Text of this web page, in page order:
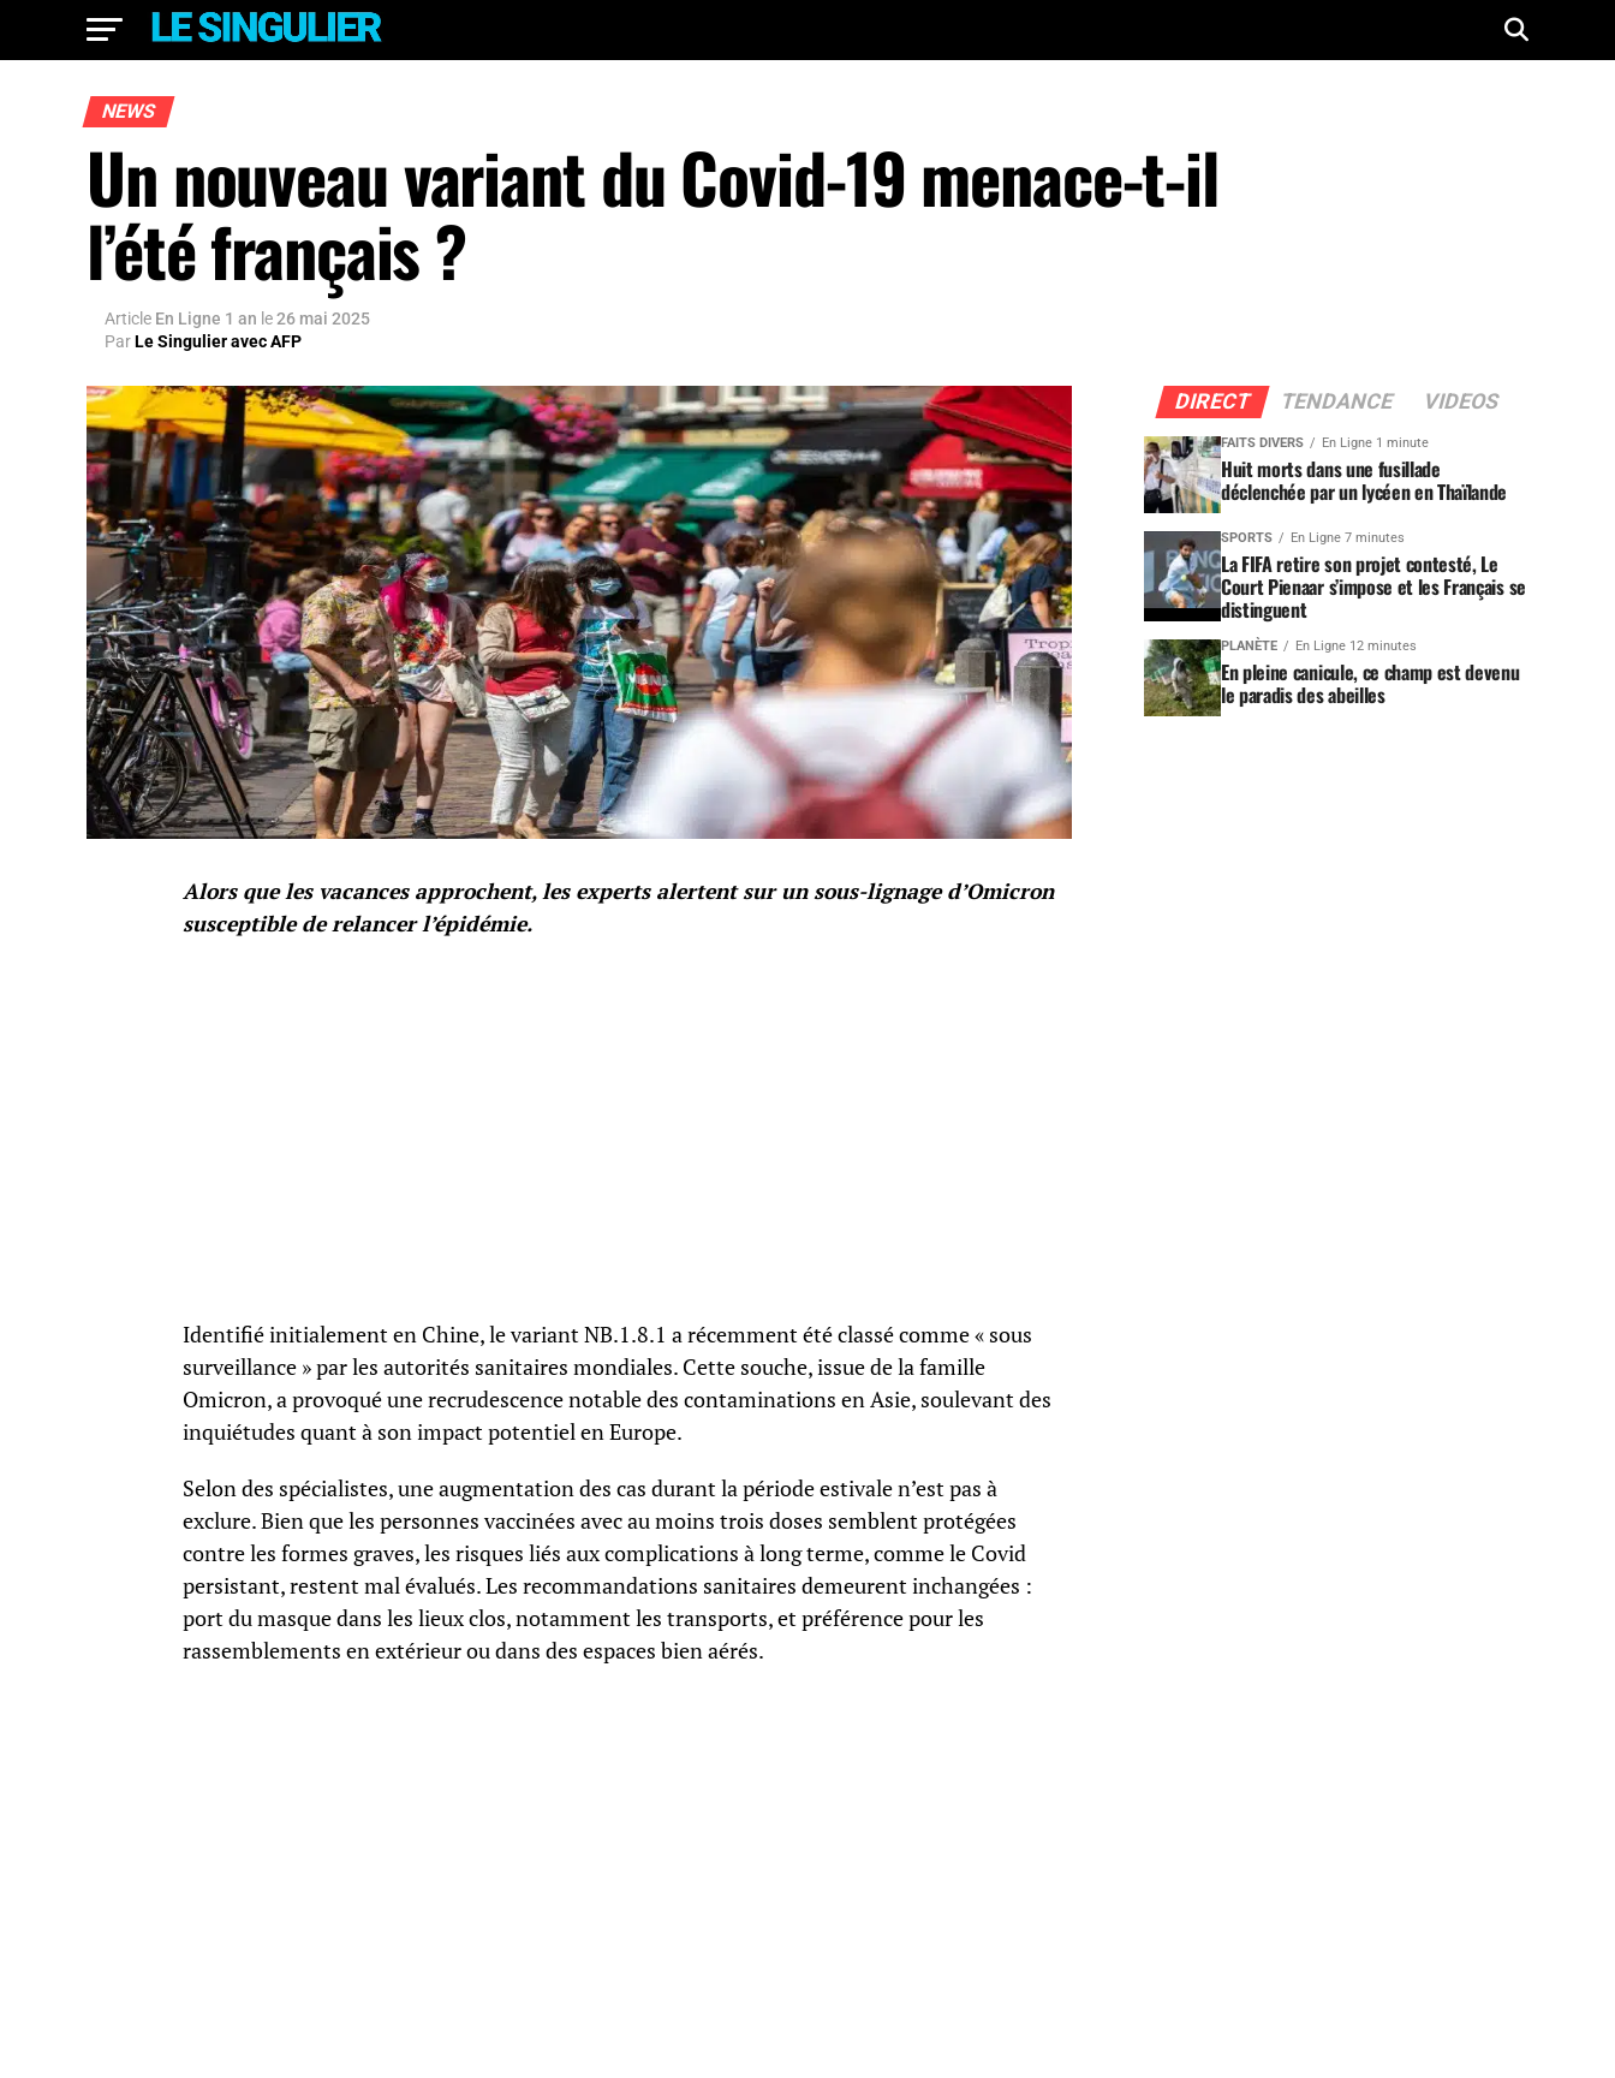
NEWS
Un nouveau variant du Covid-19 menace-t-il
l’été français ?
Article En Ligne 1 an le26 mai 2025
ParLe Singulier avec AFP
Alors que les vacances approchent, les experts alertent sur un sous-lignage d’Omicron
susceptible de relancer l’épidémie.
Identifié initialement en Chine, le variant NB.1.8.1 a récemment été classé comme « sous
surveillance » par les autorités sanitaires mondiales. Cette souche, issue de la famille
Omicron, a provoqué une recrudescence notable des contaminations en Asie, soulevant des
inquiétudes quant à son impact potentiel en Europe.
Selon des spécialistes, une augmentation des cas durant la période estivale n’est pas à
exclure. Bien que les personnes vaccinées avec au moins trois doses semblent protégées
contre les formes graves, les risques liés aux complications à long terme, comme le Covid
persistant, restent mal évalués. Les recommandations sanitaires demeurent inchangées :
port du masque dans les lieux clos, notamment les transports, et préférence pour les
rassemblements en extérieur ou dans des espaces bien aérés.
DIRECT TENDANCE VIDEOS
FAITS DIVERS En Ligne 1 minute
Huit morts dans une fusillade
déclenchée par un lycéen en Thaïlande
SPORTS En Ligne 7 minutes
La FIFA retire son projet contesté, Le
Court Pienaar s’impose et les Français se
distinguent
PLANÈTE En Ligne 12 minutes
En pleine canicule, ce champ est devenu
le paradis des abeilles